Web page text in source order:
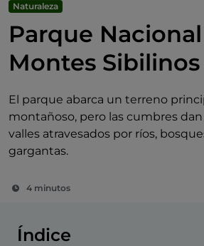
Naturaleza
Parque
Montes Sibilinos
El parque abarca un terreno
montañoso, pero las cumbres
valles atravesados por ríos,
gargantas.
4 minutos
Índice